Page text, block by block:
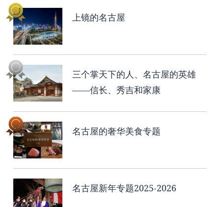
上镜的名古屋
三个掌天下的人、名古屋的英雄
——信长、秀吉和家康
名古屋的奢华美食专题
名古屋新年专题2025-2026